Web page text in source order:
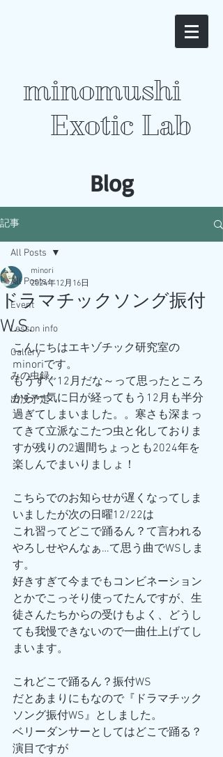
minomushi
Exotic Lab
​Blog
記事
All Posts
Event
Lesson info
Gallery
みの虫録。
出没予定
All Posts
ドラマチックソング振付
W.S.
minori
2024年12月16日
こんにちはエキゾチック研究室の
minoriです。
もうすぐ12月だな～って思ったところ
から一気に日が経ってもう12月も半分
過ぎてしまいました。。寒さも深まっ
てきて立派なこたつ虫と化しておりま
すが残りの2週間ちょっとも2024年を
楽しんでまいりましょ！
こちらでのお知らせが遅くなってしま
いましたが次の日曜12/22は
これ習ってどこで踊るん？て言われる
やろしせやんなぁ…て思う曲でWSしま
す。
好きすぎて今までもコンビネーション
とかでこっそり使ってたんですが、生
徒さんたちからの受けもよく、どうし
ても我慢できないので一曲仕上げてし
まいます。
これどこで踊るん？振付WS
だとあまりにもなので『ドラマチック
ソング振付WS』としました。
ベリーダンサーとしてはどこで踊る？
演目ですが